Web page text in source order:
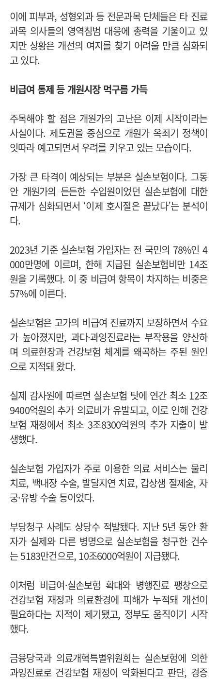
이에 피부과, 성형외과 등 전문과목 단체들은 타 진료
과목 의사들의 영역침범 대응에 총력을 기울이고 있
지만 상황은 개선의 여지를 찾기 어려울 만큼 심화되
고 있다.
비급여 통제 등 개원시장 먹구름 가득
주목해야 할 점은 개원가의 고난은 이제 시작이라는
사실이다. 제도권을 중심으로 개원가 옥죄기 정책이
잇따라 예고되면서 우려를 키우고 있는 모습이다.
가장 큰 타격이 예상되는 부분은 실손보험이다. 그동
안 개원가의 든든한 수입원이었던 실손보험에 대한
규제가 심화되면서 ‘이제 호시절은 끝났다’는 분석이
다.
2023년 기준 실손보험 가입자는 전 국민의 78%인 4
000만명에 이르며, 한해 지급된 실손보험비만 14조
원을 기록했다. 이 중 비급여 항목이 차지하는 비중은
57%에 이른다.
실손보험은 고가의 비급여 진료까지 보장하면서 수요
가 높아졌지만, 과다·과잉진료라는 부작용을 양산하
며 의료현장과 건강보험 체계를 왜곡하는 주된 원인
으로 지적돼 왔다.
실제 감사원에 따르면 실손보험 탓에 연간 최소 12조
9400억원의 추가 의료비가 유발되고, 이로 인해 건강
보험 재정에서 최소 3조8300억원의 추가 지출이 발
생했다.
실손보험 가입자가 주로 이용한 의료 서비스는 물리
치료, 백내장 수술, 발달지연 치료, 갑상샘 절제술, 자
궁·유방 수술 등이었다.
부당청구 사례도 상당수 적발됐다. 지난 5년 동안 환
자가 실제와 다른 병명으로 실손보험을 청구한 건수
는 5183만건으로, 10조6000억원이 지급됐다.
이처럼 비급여·실손보험 확대와 병행진료 팽창으로
건강보험 재정과 의료환경에 피해가 누적돼 개선이
필요하다는 지적이 제기됐고, 정부도 움직이기 시작
했다.
금융당국과 의료개혁특별위원회는 실손보험에 의한
과잉진료로 건강보험 재정이 악화된다고 판단, 경증